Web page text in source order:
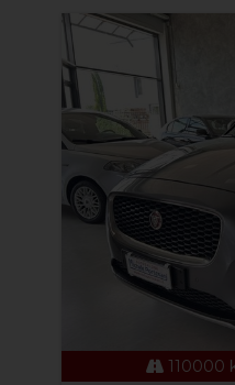
110000